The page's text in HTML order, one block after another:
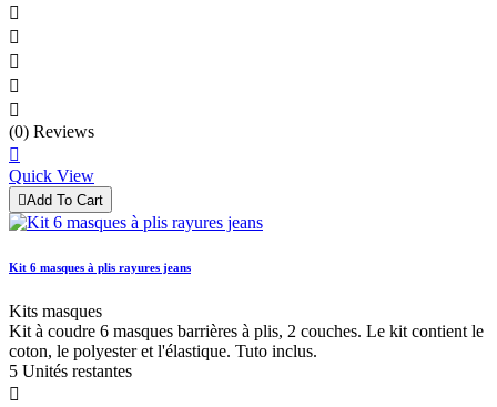





(0) Reviews

Quick View
Add To Cart
Kit 6 masques à plis rayures jeans
Kits masques
Kit à coudre 6 masques barrières à plis, 2 couches. Le kit contient le
coton, le polyester et l'élastique. Tuto inclus.
5 Unités restantes
